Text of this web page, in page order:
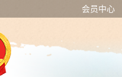
会员中心